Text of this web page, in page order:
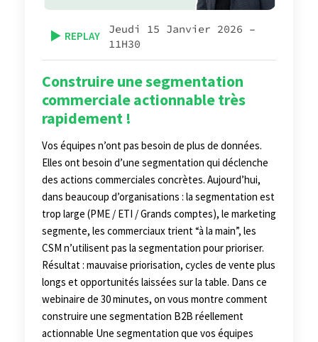
▶️ REPLAY
Jeudi 15 Janvier 2026 –
11H30
Construire une segmentation
commerciale actionnable très
rapidement !
Vos équipes n’ont pas besoin de plus de données.
Elles ont besoin d’une segmentation qui déclenche
des actions commerciales concrètes. Aujourd’hui,
dans beaucoup d’organisations : la segmentation est
trop large (PME / ETI / Grands comptes), le marketing
segmente, les commerciaux trient “à la main”, les
CSM n’utilisent pas la segmentation pour prioriser.
Résultat : mauvaise priorisation, cycles de vente plus
longs et opportunités laissées sur la table. Dans ce
webinaire de 30 minutes, on vous montre comment
construire une segmentation B2B réellement
actionnable Une segmentation que vos équipes